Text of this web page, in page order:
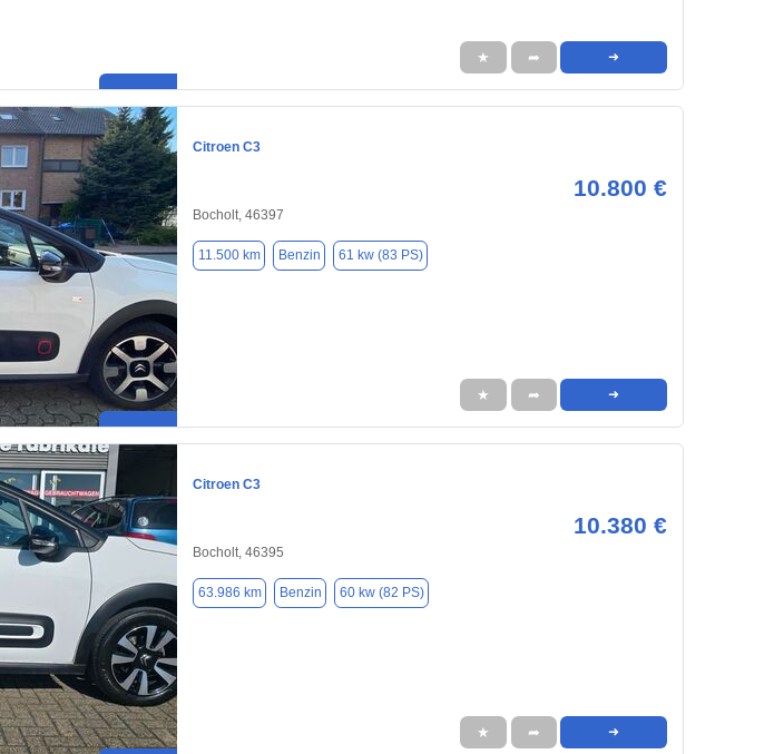
★ ➦ ➜
Citroen C3
10.800 €
Bocholt, 46397
11.500 km Benzin 61 kw (83 PS)
★ ➦ ➜
Citroen C3
10.380 €
Bocholt, 46395
63.986 km Benzin 60 kw (82 PS)
★ ➦ ➜